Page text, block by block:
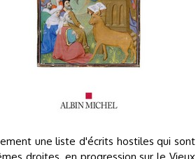
une liste d'écrits hostiles qui sont